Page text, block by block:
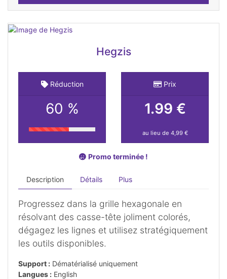
Hegzis
Réduction
60 %
Prix
1.99 €
au lieu de 4,99 €
Promo terminée !
Description Détails Plus
Progressez dans la grille hexagonale en
résolvant des casse-tête joliment colorés,
dégagez les lignes et utilisez stratégiquement
les outils disponibles.
Support : Dématérialisé uniquement
Langues : English